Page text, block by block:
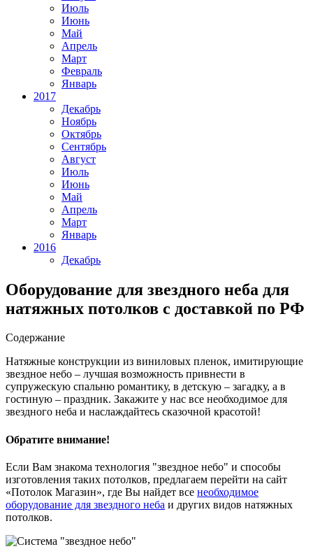
Июль
Июнь
Май
Апрель
Март
Февраль
Январь
2017
Декабрь
Ноябрь
Октябрь
Сентябрь
Август
Июль
Июнь
Май
Апрель
Март
Январь
2016
Декабрь
Оборудование для звездного неба для
натяжных потолков с доставкой по РФ
Содержание
Натяжные конструкции из виниловых пленок, имитирующие
звездное небо – лучшая возможность привнести в
супружескую спальню романтику, в детскую – загадку, а в
гостиную – праздник. Закажите у нас все необходимое для
звездного неба и наслаждайтесь сказочной красотой!
Обратите внимание!
Если Вам знакома технология "звездное небо" и способы
изготовления таких потолков, предлагаем перейти на сайт
«Потолок Магазин», где Вы найдет все необходимое
оборудование для звездного неба и других видов натяжных
потолков.